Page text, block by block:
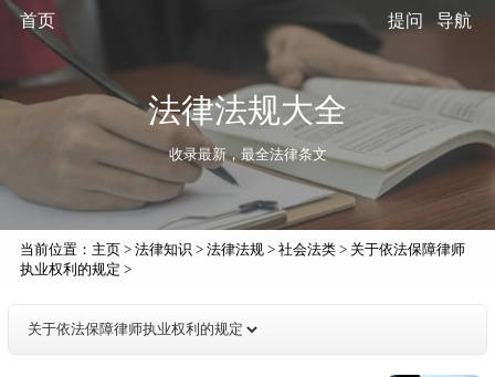
首页 导航
提问
法律法规大全
收录最新，最全法律条文
当前位置： 主页> 法律知识 > 法律法规> 社会法类> 关于依法保障律师
执业权利的规定 >